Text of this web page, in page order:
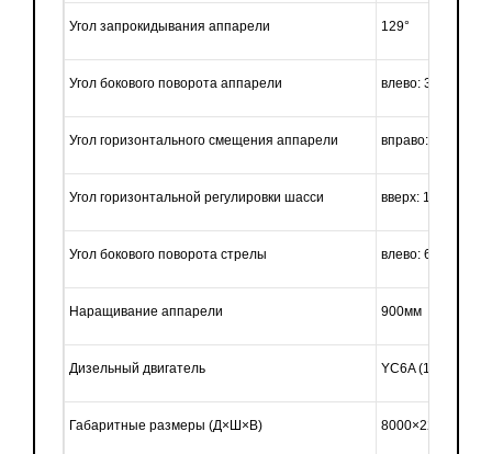
Угол запрокидывания аппарели 129°
Угол бокового поворота аппарели влево: 35°;
Угол горизонтального смещения аппарели вправо: 4°~89°
Угол горизонтальной регулировки шасси вверх: 10°; вниз:
Угол бокового поворота стрелы влево: 60°;
Наращивание аппарели 900мм
Дизельный двигатель YC6A (180кВт)
Габаритные размеры (Д×Ш×В)